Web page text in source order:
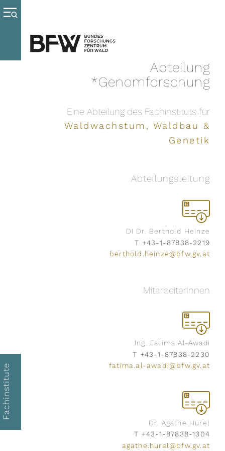
Fachinstitute
Abteilung
Genomforschung
Eine Abteilung des Fachinstituts für
Waldwachstum, Waldbau &
Genetik
Abteilungsleitung
DI Dr. Berthold Heinze
T +43-1-87838-2219
berthold.heinze@bfw.gv.at
MitarbeiterInnen
Ing. Fatima Al-Awadi
T +43-1-87838-2230
fatima.al-awadi@bfw.gv.at
Dr. Agathe Hurel
T +43-1-87838-1304
agathe.hurel@bfw.gv.at